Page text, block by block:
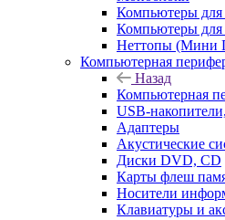
Компьютеры для
Компьютеры для
Неттопы (Мини
Компьютерная
Назад
Компьютерная
USB-
Адаптеры
Акустические
Диски DVD, CD
Карты флеш
Носители
Клавиатуры и